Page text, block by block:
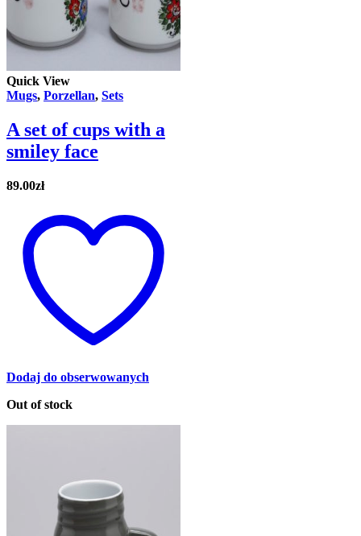
Quick View
Mugs, Porzellan, Sets
A set of cups with a
smiley face
89.00zł
Dodaj do obserwowanych
Out of stock